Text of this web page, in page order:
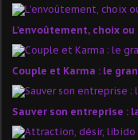
L’envoûtement, choix
Couple et Karma : le
Sauver son entreprise :